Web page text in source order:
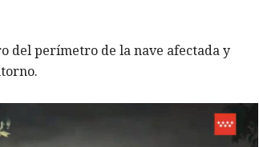
del perímetro de la nave afectada y